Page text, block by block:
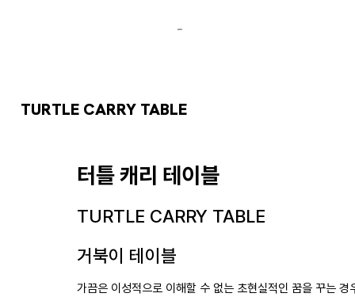
TURTLE CARRY TABLE
터틀 캐리 테이블
TURTLE CARRY TABLE
거북이 테이블
가끔은 이성적으로 이해할 수 없는 초현실적인 꿈을 꾸는 경